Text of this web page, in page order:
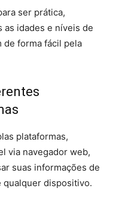
ser prática,
as idades e níveis de
de forma fácil pela
plataformas,
via navegador web,
suas informações de
qualquer dispositivo.